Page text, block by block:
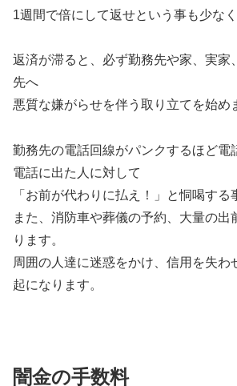
1週間で倍にして返せという事も少なく
返済が滞ると、必ず勤務先や家、実家
先へ
悪質な嫌がらせを伴う取り立てを始め
勤務先の電話回線がパンクするほど電
電話に出た人に対して
「お前が代わりに払え！」と恫喝する
また、消防車や葬儀の予約、大量の出
ります。
周囲の人達に迷惑をかけ、信用を失わ
起になります。
闇金の手数料